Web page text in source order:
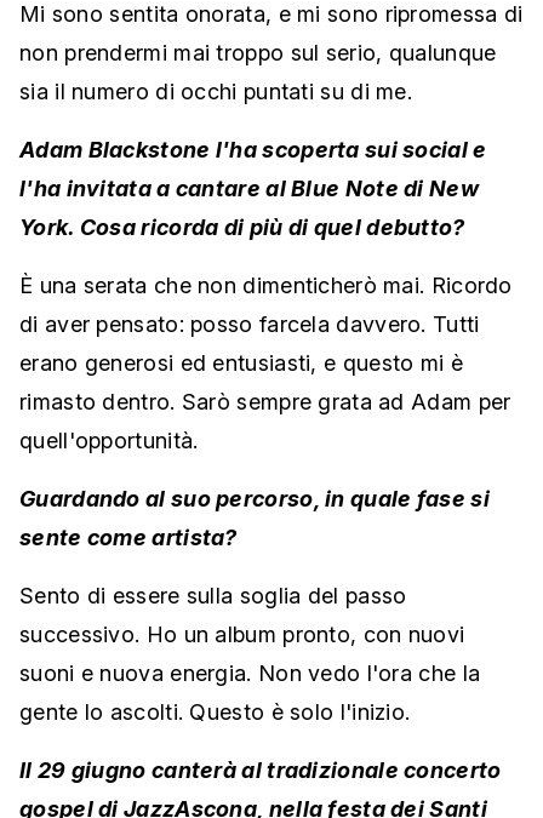
Mi sono sentita onorata, e mi sono ripromessa di
non prendermi mai troppo sul serio, qualunque
sia il numero di occhi puntati su di me.
Adam Blackstone l'ha scoperta sui social e
l'ha invitata a cantare al Blue Note di New
York. Cosa ricorda di più di quel debutto?
È una serata che non dimenticherò mai. Ricordo
di aver pensato: posso farcela davvero. Tutti
erano generosi ed entusiasti, e questo mi è
rimasto dentro. Sarò sempre grata ad Adam per
quell'opportunità.
Guardando al suo percorso, in quale fase si
sente come artista?
Sento di essere sulla soglia del passo
successivo. Ho un album pronto, con nuovi
suoni e nuova energia. Non vedo l'ora che la
gente lo ascolti. Questo è solo l'inizio.
Il 29 giugno canterà al tradizionale concerto
gospel di JazzAscona, nella festa dei Santi